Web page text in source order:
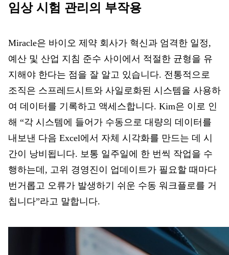
임상 시험 관리의 부작용
Miracle은 바이오 제약 회사가 혁신과 엄격한 일정,
예산 및 산업 지침 준수 사이에서 적절한 균형을 유
지해야 한다는 점을 잘 알고 있습니다. 전통적으로
조직은 스프레드시트와 사일로화된 시스템을 사용하
여 데이터를 기록하고 액세스합니다. Kim은 이로 인
해 “각 시스템에 들어가 수동으로 대량의 데이터를
내보낸 다음 Excel에서 자체 시각화를 만드는 데 시
간이 낭비됩니다. 보통 일주일에 한 번씩 작업을 수
행하는데, 고위 경영진이 업데이트가 필요할 때마다
번거롭고 오류가 발생하기 쉬운 수동 워크플로를 거
칩니다”라고 말합니다.